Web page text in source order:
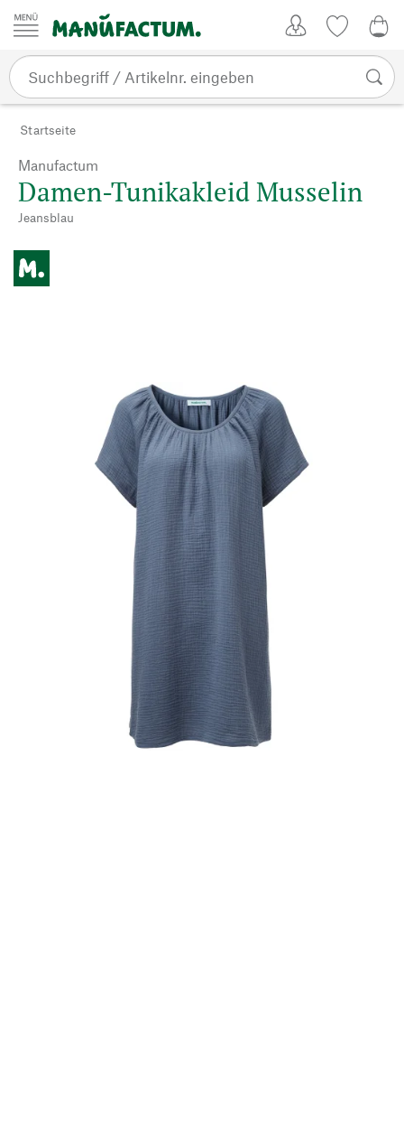
Zum Inhalt springen
Startseite
Manufactum
Damen-Tunikakleid Musselin
Jeansblau